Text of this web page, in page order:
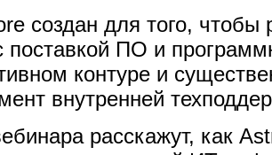
создан для того,
поставкой ПО и
контуре и
внутренней
расскажут, как